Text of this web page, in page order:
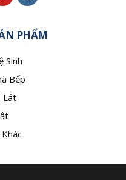
PHẨM
Sinh
Bếp
Lát